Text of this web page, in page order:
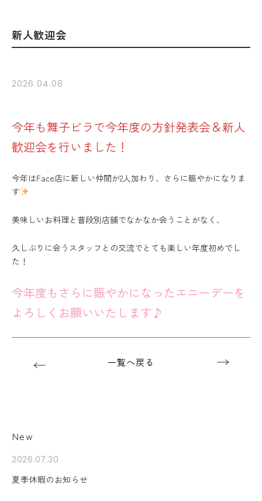
新人歓迎会
2026.04.08
今年も舞子ビラで今年度の方針発表会＆新人
歓迎会を行いました！
今年はFace店に新しい仲間が2人加わり、さらに賑やかになりま
す
美味しいお料理と普段別店舗でなかなか会うことがなく、
久しぶりに会うスタッフとの交流でとても楽しい年度初めでし
た！
今年度もさらに賑やかになったエニーデーを
よろしくお願いいたします♪
一覧へ戻る
New
2026.07.30
夏季休暇のお知らせ